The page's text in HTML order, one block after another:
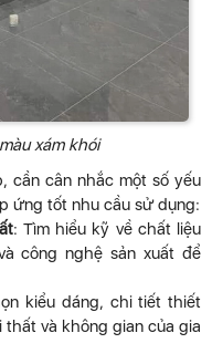
xám khói
cần cân nhắc một số yếu
ứng tốt nhu cầu sử dụng:
: Tìm hiểu kỹ về chất liệu
công nghệ sản xuất để
kiểu dáng, chi tiết thiết
và không gian của gia